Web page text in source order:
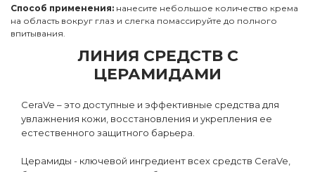
Способ применения: нанесите небольшое количество крема
на область вокруг глаз и слегка помассируйте до полного
впитывания.
ЛИНИЯ СРЕДСТВ С
ЦЕРАМИДАМИ
CeraVe – это доступные и эффективные средства для
увлажнения кожи, восстановления и укрепления ее
естественного защитного барьера.
Церамиды - ключевой ингредиент всех средств CeraVe,